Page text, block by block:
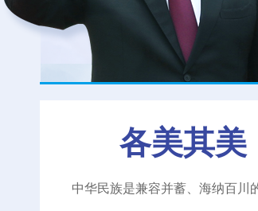
各美其
中华民族是兼容并蓄、海纳百川